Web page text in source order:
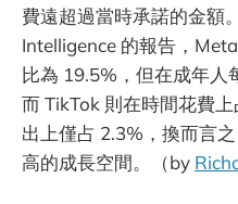
費遠超過當時承諾的金額
Intelligence 的報告，
比為 19.5%，但在成年人
而 TikTok 則在時間花費
出上僅占 2.3%，換而言
高的成長空間。（by